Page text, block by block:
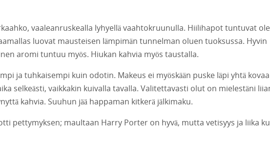
vaaleanruskealla lyhyellä vaahtokruunulla. Hiilihapot tuntuvat
luovat mausteisen lämpimän tunnelman oluen tuoksussa. Hyvin
aromi tuntuu myös. Hiukan kahvia myös taustalla.
ja tuhkaisempi kuin odotin. Makeus ei myöskään puske läpi yhtä
selkeästi, vaikkakin kuivalla tavalla. Valitettavasti olut on mielestäni
kahvia. Suuhun jää happaman kitkerä jälkimaku.
pettymyksen; maultaan Harry Porter on hyvä, mutta vetisyys ja liika